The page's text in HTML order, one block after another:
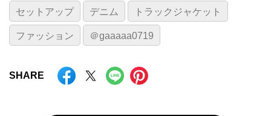
セットアップ デニム トラックジャケット
ファッション ＠gaaaaa0719
SHARE